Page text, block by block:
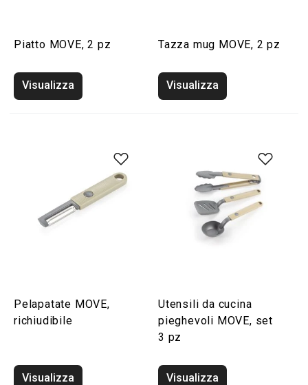
Piatto MOVE, 2 pz
Visualizza
Tazza mug MOVE, 2 pz
Visualizza
Pelapatate MOVE,
richiudibile
Visualizza
Utensili da cucina
pieghevoli MOVE, set
3 pz
Visualizza